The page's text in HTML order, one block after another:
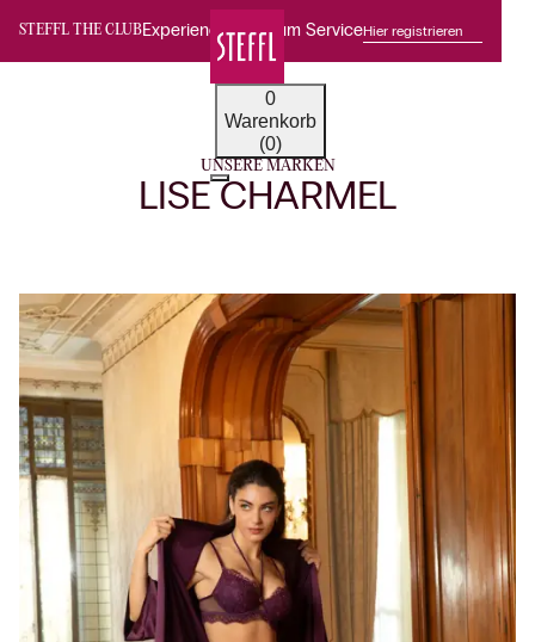
STEFFL THE CLUBExperience Premium ServiceHier registrieren
0
Warenkorb
(0)
UNSERE MARKEN
LISE CHARMEL